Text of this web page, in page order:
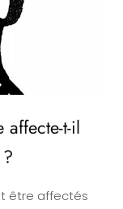
t-il
être affectés